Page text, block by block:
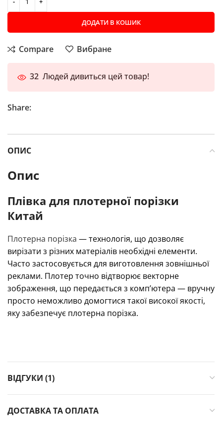
ДОДАТИ В КОШИК
Compare Вибране
32 Людей дивиться цей товар!
Share:
ОПИС
Опис
Плівка для плотерної порізки
Китай
Плотерна порізка — технологія, що дозволяє
вирізати з різних матеріалів необхідні елементи.
Часто застосовується для виготовлення зовнішньої
реклами. Плотер точно відтворює векторне
зображення, що передається з комп’ютера — вручну
просто неможливо домогтися такої високої якості,
яку забезпечує плотерна порізка.
ВІДГУКИ (1)
ДОСТАВКА ТА ОПЛАТА